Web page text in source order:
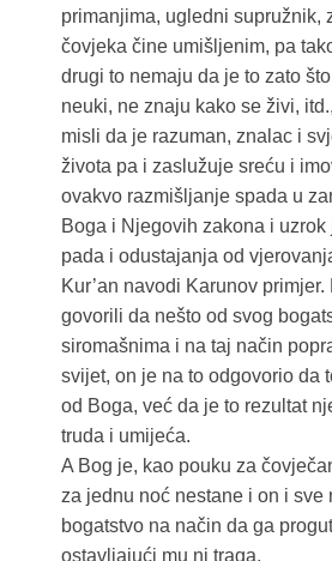
primanjima, ugledni supružnik,
čovjeka čine umišljenim, pa
drugi to nemaju da je to zato
neuki, ne znaju kako se živi,
misli da je razuman, znalac i
života pa i zaslužuje sreću i
ovakvo razmišljanje spada u
Boga i Njegovih zakona i uzrok
pada i odustajanja od
Kur’an navodi Karunov primjer.
govorili da nešto od svog
siromašnima i na taj način
svijet, on je na to odgovorio da
od Boga, već da je to rezultat
truda i umijeća.
A Bog je, kao pouku za
za jednu noć nestane i on i sve
bogatstvo na način da ga
ostavljajući mu ni traga.